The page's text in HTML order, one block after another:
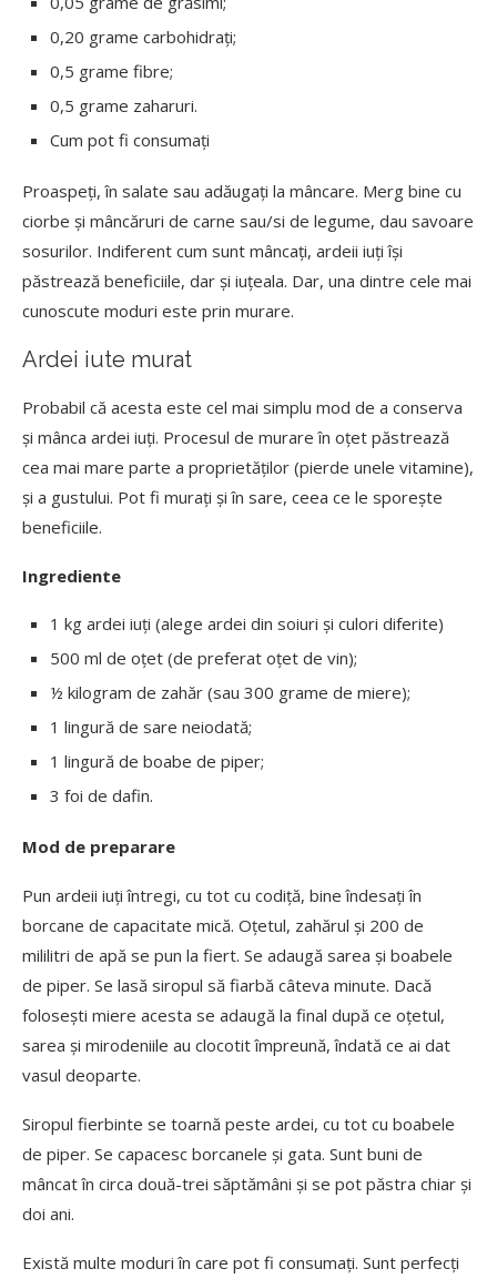
0,20 grame carbohidrați;
0,5 grame fibre;
0,5 grame zaharuri.
Cum pot fi consumați
Proaspeți, în salate sau adăugați la mâncare. Merg bine cu
ciorbe și mâncăruri de carne sau/si de legume, dau savoare
sosurilor. Indiferent cum sunt mâncați, ardeii iuți își
păstrează beneficiile, dar și iuțeala. Dar, una dintre cele mai
cunoscute moduri este prin murare.
Ardei iute murat
Probabil că acesta este cel mai simplu mod de a conserva
și mânca ardei iuți. Procesul de murare în oțet păstrează
cea mai mare parte a proprietăților (pierde unele vitamine),
și a gustului. Pot fi murați și în sare, ceea ce le sporește
beneficiile.
Ingrediente
1 kg ardei iuți (alege ardei din soiuri și culori diferite)
500 ml de oțet (de preferat oțet de vin);
½ kilogram de zahăr (sau 300 grame de miere);
1 lingură de sare neiodată;
1 lingură de boabe de piper;
3 foi de dafin.
Mod de preparare
Pun ardeii iuți întregi, cu tot cu codiță, bine îndesați în
borcane de capacitate mică. Oțetul, zahărul și 200 de
mililitri de apă se pun la fiert. Se adaugă sarea și boabele
de piper. Se lasă siropul să fiarbă câteva minute. Dacă
folosești miere acesta se adaugă la final după ce oțetul,
sarea și mirodeniile au clocotit împreună, îndată ce ai dat
vasul deoparte.
Siropul fierbinte se toarnă peste ardei, cu tot cu boabele
de piper. Se capacesc borcanele și gata. Sunt buni de
mâncat în circa două-trei săptămâni și se pot păstra chiar și
doi ani.
Există multe moduri în care pot fi consumați. Sunt perfecți